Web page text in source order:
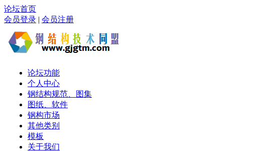
论坛首页
会员登录 | 会员注册
论坛功能
个人中心
钢结构规范、图集
图纸、软件
钢构市场
其他类别
模板
关于我们